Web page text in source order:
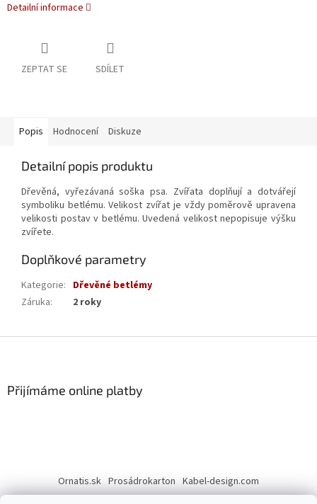
Detailní informace
ZEPTAT SE SDÍLET
Popis Hodnocení Diskuze
Detailní popis produktu
Dřevěná, vyřezávaná soška psa. Zvířata doplňují a dotvářejí
symboliku betlému. Velikost zvířat je vždy poměrově upravena
velikosti postav v betlému. Uvedená velikost nepopisuje výšku
zvířete.
Doplňkové parametry
Kategorie: Dřevěné betlémy
Záruka: 2 roky
Přijímáme online platby
Ornatis.sk Prosádrokarton Kabel-design.com